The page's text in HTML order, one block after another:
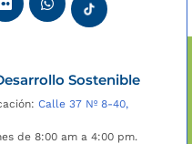
Sostenible
Calle 37 Nº 8-40,
de 8:00 am a 4:00 pm.